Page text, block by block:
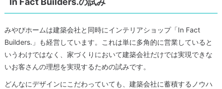
みやびホームは建築会社と同時にインテリアショップ「In Fact
Builders.」も経営しています。これは単に多角的に営業していると
いうわけではなく、家づくりにおいて建築会社だけでは実現できな
いお客さんの理想を実現するための試みです。
どんなにデザインにこだわっていても、建築会社に蓄積するノウハ